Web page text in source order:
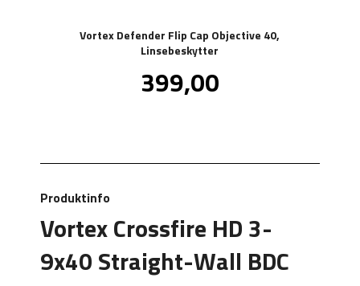
Vortex Defender Flip Cap Objective 40,
Linsebeskytter
Pris
399,00
Produktinfo
Vortex Crossfire HD 3-
9x40 Straight-Wall BDC